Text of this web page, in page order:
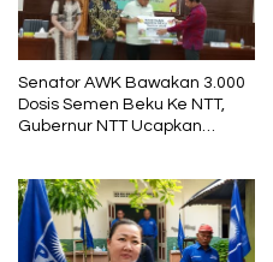
Senator AWK Bawakan 3.000
Dosis Semen Beku Ke NTT,
Gubernur NTT Ucapkan